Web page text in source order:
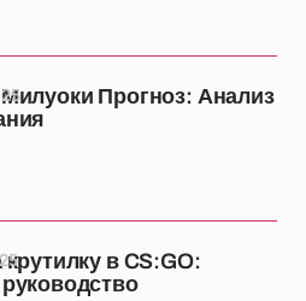
Прогноз: Анализ
в CS:GO: